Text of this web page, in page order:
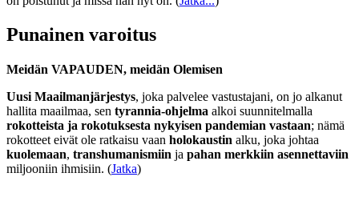
Punainen varoitus
Meidän VAPAUDEN, meidän Olemisen
Uusi Maailmanjärjestys, joka palvelee vastustajani, on jo alkanut
hallita maailmaa, sen tyrannia-ohjelma alkoi suunnitelmalla
rokotteista ja rokotuksesta nykyisen pandemian vastaan; nämä
rokotteet eivät ole ratkaisu vaan holokaustin alku, joka johtaa
kuolemaan, transhumanismiin ja pahan merkkiin asennettaviin
miljooniin ihmisiin. (Jatka)